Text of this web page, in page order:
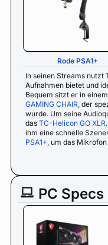
In seinen Streams nutzt
Aufnahmen bietet und
Bequem sitzt er in einem
GAMING CHAIR, der
wurde. Um seine
das TC-Helicon GO XLR
ihm eine schnelle
PSA1+, um das
Rode PSA1+
PC Specs